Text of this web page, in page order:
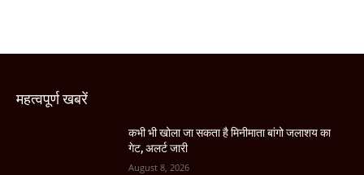
महत्वपूर्ण खबरें
कभी भी खोला जा सकता है मिनीमाता बांगो जलाशय का
गेट, अलर्ट जारी
August 8, 2026